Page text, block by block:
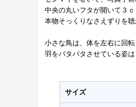
中央の丸いフタが開いて３
本物そっくりなさえずりを聴
小さな鳥は、体を左右に回
羽をバタバタさせている姿
サイズ